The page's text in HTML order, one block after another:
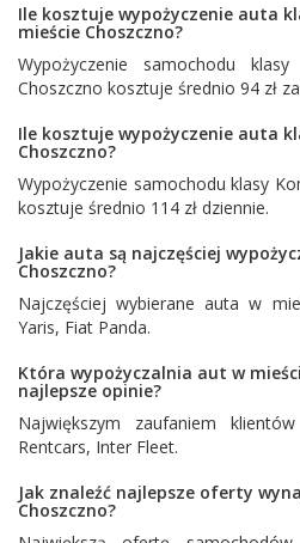
Ile kosztuje wypożyczenie auta
mieście Choszczno?
Wypożyczenie samochodu
Choszczno kosztuje średnio 94 zł
Ile kosztuje wypożyczenie auta
Choszczno?
Wypożyczenie samochodu klasy
kosztuje średnio 114 zł dziennie.
Jakie auta są najczęściej
Choszczno?
Najczęściej wybierane auta w
Yaris, Fiat Panda.
Która wypożyczalnia aut w
najlepsze opinie?
Największym zaufaniem
Rentcars, Inter Fleet.
Jak znaleźć najlepsze oferty
Choszczno?